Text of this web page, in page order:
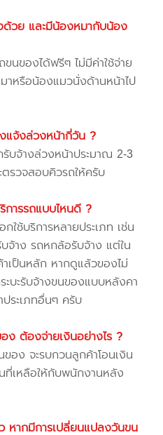
วย และมีน้องหมากับน้อง
นของได้ฟรีๆ ไม่มีค่าใช้จ่าย
าหรือน้องแมวนั่งด้านหน้าไป
แจ้งล่วงหน้ากี่วัน ?
บจ้างล่วงหน้าประมาณ 2-3
ตรวจสอบคิวรถให้ครับ
การรถแบบไหนดี ?
กใช้บริการหลายประเภท เช่น
จ้าง รถหกล้อรับจ้าง แต่ใน
เป็นหลัก หากดูแล้วของไม่
ะบะรับจ้างขนของแบบหลังคา
ระเภทอื่นๆ ครับ
ง ต้องจ่ายเงินอย่างไร ?
อง จะรบกวนลูกค้าโอนเงิน
ที่เหลือให้กับพนักงานหลัง
หากมีการเปลี่ยนแปลงวันขน